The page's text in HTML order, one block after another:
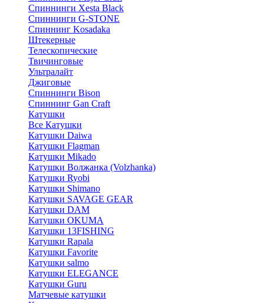
Спиннинги Xesta Black
Спиннинги G-STONE
Спиннинг Kosadaka
Штекерные
Телескопические
Твичинговые
Ультралайт
Джиговые
Спиннинги Bison
Спиннинг Gan Craft
Катушки
Все Катушки
Катушки Daiwa
Катушки Flagman
Катушки Mikado
Катушки Волжанка (Volzhanka)
Катушки Ryobi
Катушки Shimano
Катушки SAVAGE GEAR
Катушки DAM
Катушки OKUMA
Катушки 13FISHING
Катушки Rapala
Катушки Favorite
Катушки salmo
Катушки ELEGANCE
Катушки Guru
Матчевые катушки